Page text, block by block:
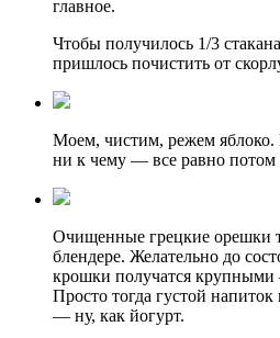
главное.
Чтобы получилось 1/3
пришлось почистить от
Моем, чистим, режем яблоко.
ни к чему — все равно потом
Очищенные грецкие орешки
блендере. Желательно до
крошки получатся крупными
Просто тогда густой напиток
— ну, как йогурт.